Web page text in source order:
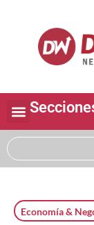
Economía &